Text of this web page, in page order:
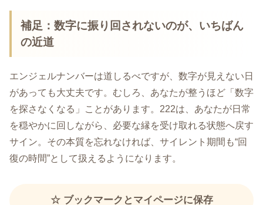
補足：数字に振り回されないのが、いちばん
の近道
エンジェルナンバーは道しるべですが、数字が見えない日
があっても大丈夫です。むしろ、あなたが整うほど「数字
を探さなくなる」ことがあります。222は、あなたが日常
を穏やかに回しながら、必要な縁を受け取れる状態へ戻す
サイン。その本質を忘れなければ、サイレント期間も“回
復の時間”として扱えるようになります。
☆ ブックマークとマイページに保存